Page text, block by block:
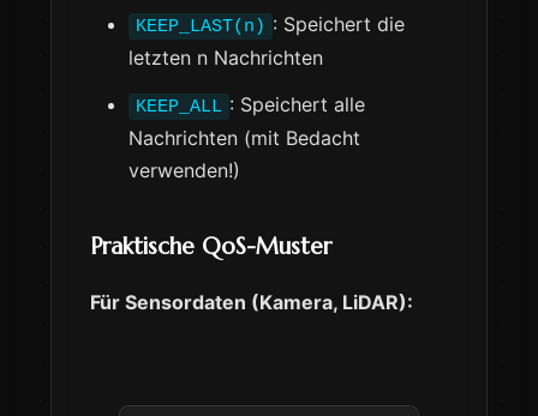
KEEP_LAST(n) : Speichert die
letzten n Nachrichten
KEEP_ALL : Speichert alle
Nachrichten (mit Bedacht
verwenden!)
Praktische QoS-Muster
Für Sensordaten (Kamera, LiDAR):